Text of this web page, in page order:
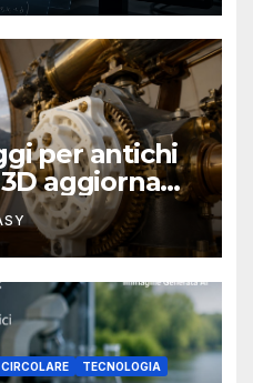
per antichi
aggiorna
del 1930 della
at
TECNOLOGIA